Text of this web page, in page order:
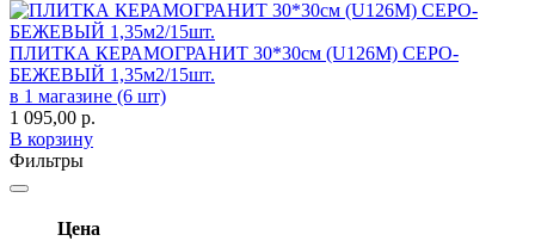
ПЛИТКА КЕРАМОГРАНИТ 30*30см (U126М) СЕРО-
БЕЖЕВЫЙ 1,35м2/15шт.
в 1 магазине (6 шт)
1 095,00 р.
В корзину
Фильтры
Цена